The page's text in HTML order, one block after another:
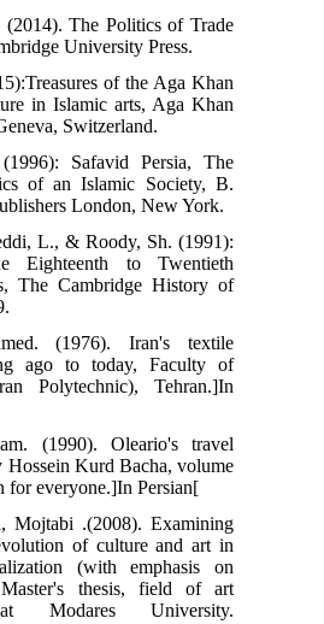
R. P. (2014). The Politics of Trade
Iran,Cambridge University Press.
L. (2015):Treasures of the Aga Khan
in Islamic arts, Aga Khan
Geneva, Switzerland.
C. (1996): Safavid Persia, The
Politics of an Islamic Society, B.
Ltd Publishers London, New York.
J., Beddi, L., & Roody, Sh. (1991):
of the Eighteenth to Twentieth
Textiles, The Cambridge History of
959.
Ahmed. (1976). Iran's textile
from long ago to today, Faculty of
(Tehran Polytechnic), Tehran.]In
Adam. (1990). Oleario's travel
by Hossein Kurd Bacha, volume
for everyone.]In Persian[
Khani, Mojtabi .(2008). Examining
and evolution of culture and art in
of globalization (with emphasis on
Master's thesis, field of art
Tarbiat Modares University.